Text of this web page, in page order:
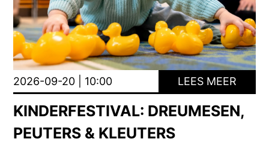
2026-09-20 | 10:00 LEES MEER
KINDERFESTIVAL: DREUMESEN,
PEUTERS & KLEUTERS